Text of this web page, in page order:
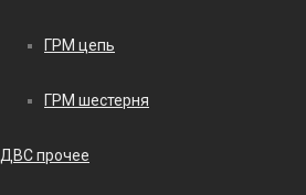
ГРМ цепь
ГРМ шестерня
ДВС прочее